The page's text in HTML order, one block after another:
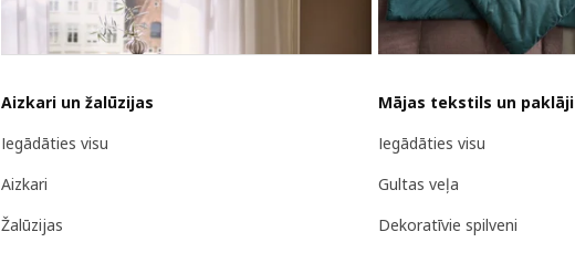
Aizkari un žalūzijas
Iegādāties visu
Aizkari
Žalūzijas
Mājas tekstils un paklāji
Iegādāties visu
Gultas veļa
Dekoratīvie spilveni